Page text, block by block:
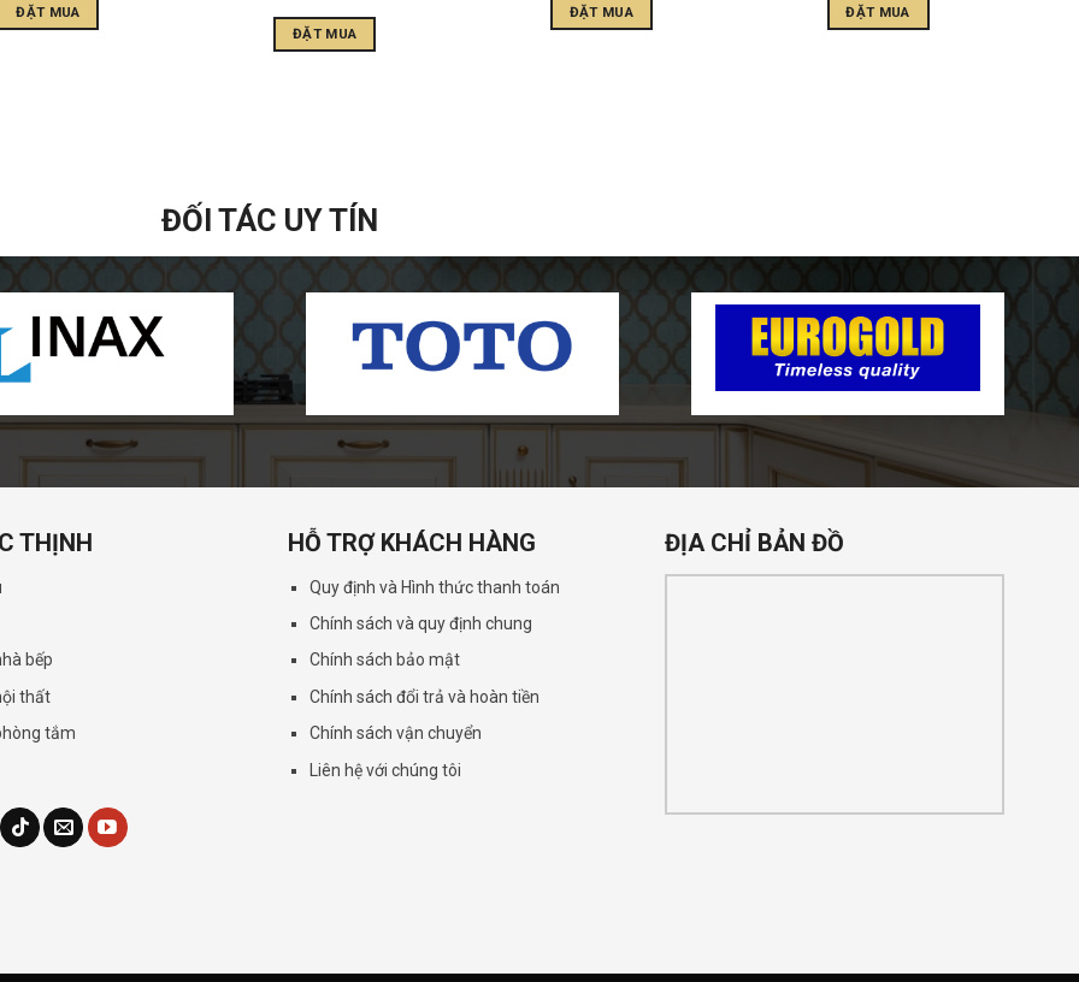
ĐẶT MUA
ĐẶT MUA
ĐẶT MUA ĐẶT MUA
ĐỐI TÁC UY TÍN
THỊNH
bếp
thất
tắm
HỖ TRỢ KHÁCH HÀNG
Quy định và Hình thức thanh toán
Chính sách và quy định chung
Chính sách bảo mật
Chính sách đổi trả và hoàn tiền
Chính sách vận chuyển
Liên hệ với chúng tôi
ĐỊA CHỈ BẢN ĐỒ